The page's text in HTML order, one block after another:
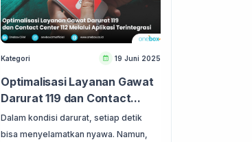
Kategori 19 Juni 2025
Optimalisasi Layanan Gawat
Darurat 119 dan Contact...
Dalam kondisi darurat, setiap detik
bisa menyelamatkan nyawa. Namun,